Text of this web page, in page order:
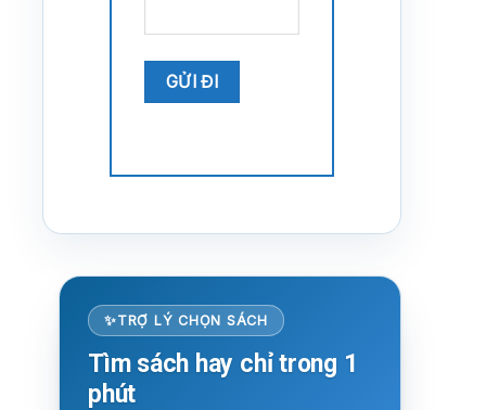
TRỢ LÝ CHỌN SÁCH
Tìm sách hay chỉ trong 1
phút